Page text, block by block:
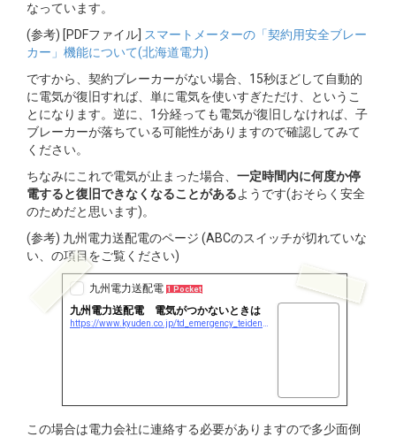
なっています。
(参考) [PDFファイル] スマートメーターの「契約用安全ブレー
カー」機能について(北海道電力)
ですから、契約ブレーカーがない場合、15秒ほどして自動的
に電気が復旧すれば、単に電気を使いすぎただけ、というこ
とになります。逆に、1分経っても電気が復旧しなければ、子
ブレーカーが落ちている可能性がありますので確認してみて
ください。
ちなみにこれで電気が止まった場合、 一定時間内に何度か停
電すると復旧できなくなることがあるようです(おそらく安全
のためだと思います)。
(参考) 九州電力送配電のページ (ABCのスイッチが切れていな
い、の項目をご覧ください)
九州電力送配電 1 Pocket
九州電力送配電 電気がつかないときは
この場合は電力会社に連絡する必要がありますので多少面倒